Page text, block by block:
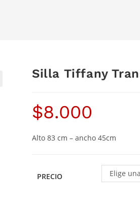
Silla Tiffany
$8.000
Alto 83 cm – ancho 45cm
PRECIO Elige